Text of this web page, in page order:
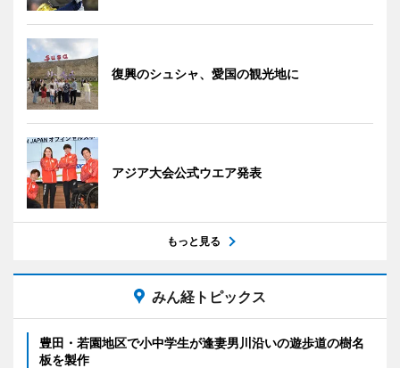
復興のシュシャ、愛国の観光地に
アジア大会公式ウエア発表
もっと見る
みん経トピックス
豊田・若園地区で小中学生が逢妻男川沿いの遊歩道の樹名
板を製作